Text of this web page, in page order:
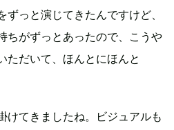
っと演じてきたんですけど、
ちがずっとあったので、こうや
ただいて、ほんとにほんと
てきましたね。ビジュアルも